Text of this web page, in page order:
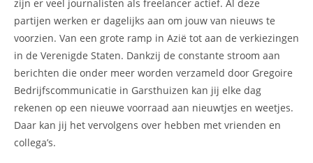
zijn er veel journalisten als freelancer actief. Al deze
partijen werken er dagelijks aan om jouw van nieuws te
voorzien. Van een grote ramp in Azië tot aan de verkiezingen
in de Verenigde Staten. Dankzij de constante stroom aan
berichten die onder meer worden verzameld door Gregoire
Bedrijfscommunicatie in Garsthuizen kan jij elke dag
rekenen op een nieuwe voorraad aan nieuwtjes en weetjes.
Daar kan jij het vervolgens over hebben met vrienden en
collega’s.